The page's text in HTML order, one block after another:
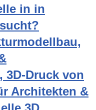
in in
3D-Druck von
Architekten &